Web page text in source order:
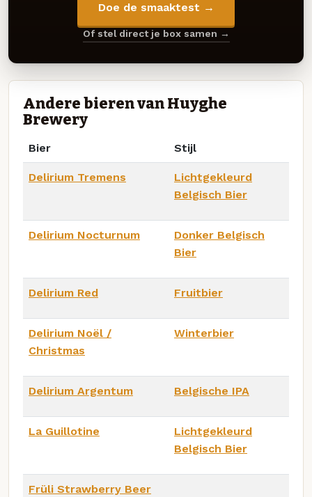
Doe de smaaktest →
Of stel direct je box samen →
Andere bieren van Huyghe
Brewery
Bier Stijl
Delirium Tremens
Lichtgekleurd
Belgisch Bier
Delirium Nocturnum
Donker Belgisch
Bier
Delirium Red Fruitbier
Delirium Noël /
Christmas
Winterbier
Delirium Argentum Belgische IPA
La Guillotine
Lichtgekleurd
Belgisch Bier
Früli Strawberry Beer